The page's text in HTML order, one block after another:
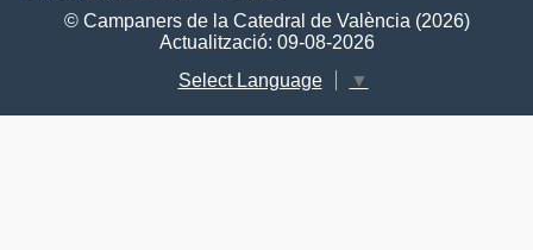
© Campaners de la Catedral de València (2026)
Actualització: 09-08-2026
Select Language
▼